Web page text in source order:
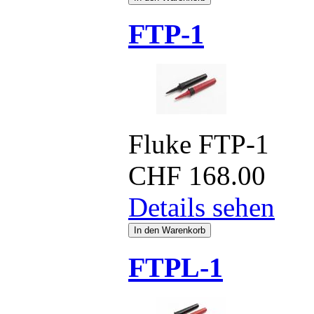
FTP-1
Fluke FTP-1
CHF 168.00
Details sehen
FTPL-1